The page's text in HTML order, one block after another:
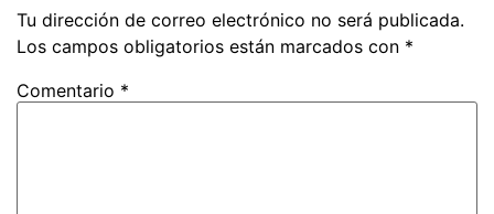
Tu dirección de correo electrónico no será publicada.
Los campos obligatorios están marcados con *
Comentario *